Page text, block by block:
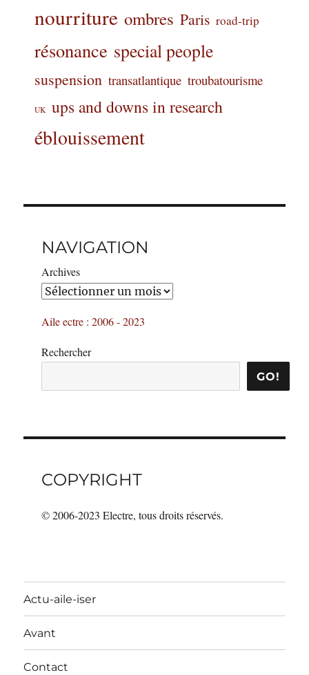
nourriture ombres Paris road-trip
résonance special people
suspension transatlantique troubatourisme
UK ups and downs in research
éblouissement
NAVIGATION
Archives
Aile ectre : 2006 - 2023
Rechercher
GO!
COPYRIGHT
© 2006-2023 Electre, tous droits réservés.
Actu-aile-iser
Avant
Contact